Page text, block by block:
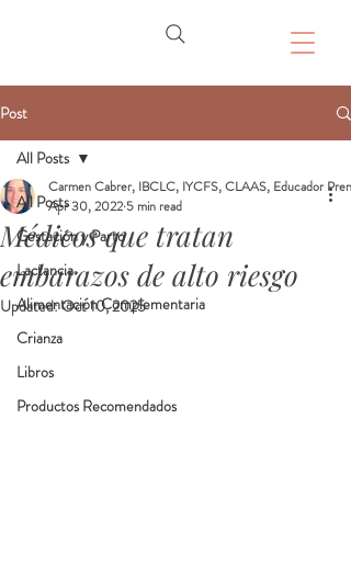
Post
All Posts
Gestación y Parto
Lactancia
Alimentación Complementaria
Crianza
Libros
Productos Recomendados
All Posts
Médicos que tratan
embarazos de alto riesgo
Carmen Cabrer, IBCLC, IYCFS, CLAAS, Educador
Apr 30, 2022 5 min read
Updated:Oct 10, 2025